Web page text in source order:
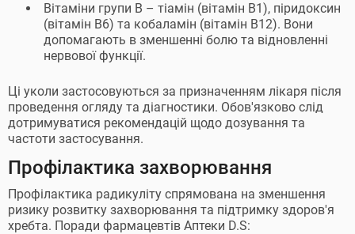
Вітаміни групи B – тіамін (вітамін B1), піридоксин
(вітамін B6) та кобаламін (вітамін B12). Вони
допомагають в зменшенні болю та відновленні
нервової функції.
Ці уколи застосовуються за призначенням лікаря після
проведення огляду та діагностики. Обов'язково слід
дотримуватися рекомендацій щодо дозування та
частоти застосування.
Профілактика захворювання
Профілактика радикуліту спрямована на зменшення
ризику розвитку захворювання та підтримку здоров'я
хребта. Поради фармацевтів Аптеки D.S: